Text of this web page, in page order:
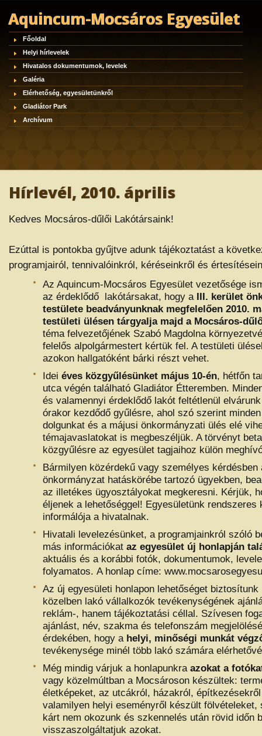
Aquincum-Mocsáros Egyesület
Főoldal
Helyi hírlevelek
Hivatalos dokumentumok, levelek
Galéria
Elérhetőség, egyesületünkről
Gladiátor Park
Archívum
Hírlevél, 2010. április
Kedves Mocsáros-dűlői Lakótársaink!
Ezúttal is pontokba gyűjtve adunk tájékoztatást a
programjairól, tennivalóinkról, kéréseinkről és
Az Aquincum-Mocsáros Egyesület vezetősége
az érdeklődő lakótársakat, hogy a III. kerület
testülete beadványunknak megfelelően 2010.
testületi ülésen tárgyalja majd a Mocsáros-
téma felvezetőjének Szabó Magdolna
felelős alpolgármestert kértük fel. A testületi
azokon hallgatóként bárki részt vehet.
Idei éves közgyűlésünket május 10-én, hétfőn
utca végén található Gladiátor Étteremben.
és valamennyi érdeklődő lakót feltétlenül
órakor kezdődő gyűlésre, ahol szó szerint
dolgunkat és a májusi önkormányzati ülés elé
témajavaslatokat is megbeszéljük. A törvényt
közgyűlésre az egyesület tagjaihoz külön
Bármilyen közérdekű vagy személyes kérdésben
önkormányzat hatáskörébe tartozó ügyekben,
az illetékes ügyosztályokat megkeresni. Kérjük,
éljenek a lehetőséggel! Egyesületünk rendszeres
informálója a hivatalnak.
Hivatali levelezésünket, a programjainkról szóló
más információkat az egyesület új honlapján
aktuális és a korábbi fotók, dokumentumok,
folyamatos. A honlap címe:
Az új egyesületi honlapon lehetőséget biztosítunk
közelben lakó vállalkozók tevékenységének
reklám-, hanem tájékoztatási céllal. Szívesen
ajánlást, név, szakma és telefonszám
érdekében, hogy a helyi, minőségi munkát
tevékenysége minél több lakó számára
Még mindig várjuk a honlapunkraazokat a
vagy közelmúltban a Mocsároson készültek:
életképeket, az utcákról, házakról,
valamilyen helyi eseményről készült fölvételeket,
kárt nem okozunk és szkennelés után rövid időn
visszaszolgáltatjuk azokat.